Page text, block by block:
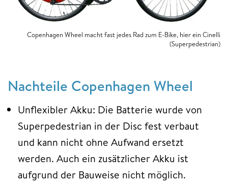
Copenhagen Wheel macht fast jedes Rad zum E-Bike, hier ein Cinelli
(Superpedestrian)
Nachteile Copenhagen Wheel
Unflexibler Akku: Die Batterie wurde von
Superpedestrian in der Disc fest verbaut
und kann nicht ohne Aufwand ersetzt
werden. Auch ein zusätzlicher Akku ist
aufgrund der Bauweise nicht möglich.